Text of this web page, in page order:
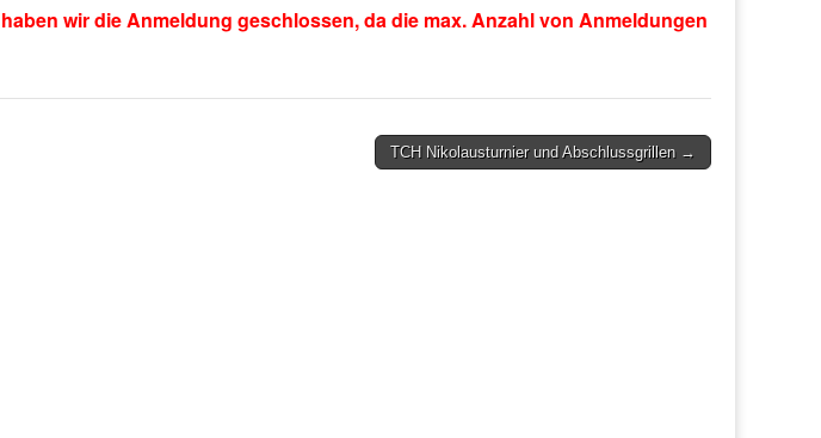
wir die Anmeldung geschlossen, da die max. Anzahl von Anmeldungen
TCH Nikolausturnier und Abschlussgrillen →